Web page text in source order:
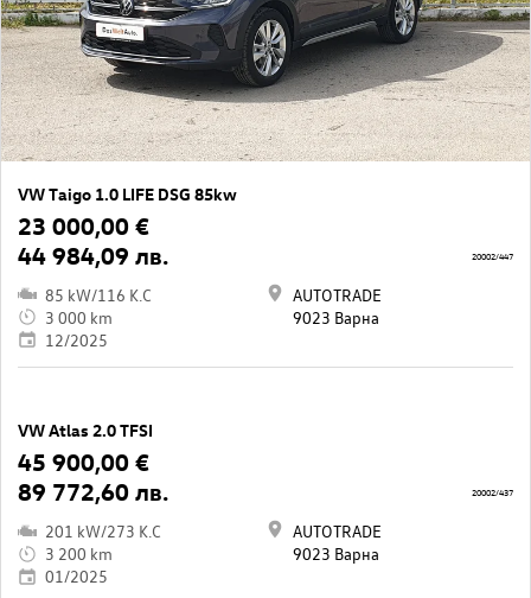
VW Taigo 1.0 LIFE DSG 85kw
23 000,00 €
44 984,09 лв.
85 kW/116 K.C
3 000 km
12/2025
AUTOTRADE
9023 Варна
20002/447
VW Atlas 2.0 TFSI
45 900,00 €
89 772,60 лв.
201 kW/273 K.C
3 200 km
01/2025
AUTOTRADE
9023 Варна
20002/437